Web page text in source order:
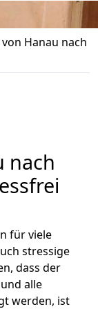
Hanau nach
nach
für viele
stressige
dass der
alle
werden, ist